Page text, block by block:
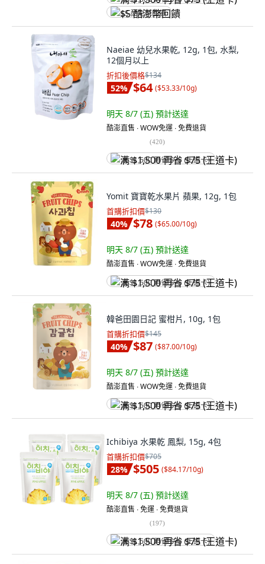
$5 酷澎幣回饋
Naeiae 幼兒水果乾, 12g, 1包, 水梨,
12個月以上
折扣後價格$134
52% $64 ($53.33/10g)
明天 8/7 (五) 預計送達
酷澎直售 ∙ WOW免運 ∙ 免費退貨
(420)
满 $1,500 再省 $75 (王道卡)
Yomit 寶寶乾水果片 蘋果, 12g, 1包
首購折扣價$130
40% $78 ($65.00/10g)
明天 8/7 (五) 預計送達
酷澎直售 ∙ WOW免運 ∙ 免費退貨
满 $1,500 再省 $75 (王道卡)
韓爸田園日記 蜜柑片, 10g, 1包
首購折扣價$145
40% $87 ($87.00/10g)
明天 8/7 (五) 預計送達
酷澎直售 ∙ WOW免運 ∙ 免費退貨
满 $1,500 再省 $75 (王道卡)
Ichibiya 水果乾 鳳梨, 15g, 4包
首購折扣價$705
28% $505 ($84.17/10g)
明天 8/7 (五) 預計送達
酷澎直售 ∙ 免運 ∙ 免費退貨
(197)
满 $1,500 再省 $75 (王道卡)